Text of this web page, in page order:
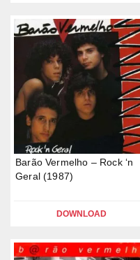
Barão Vermelho – Rock ‘n
Geral (1987)
DOWNLOAD